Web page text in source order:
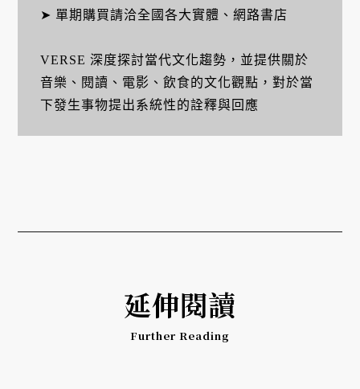
➤ 單期購買請洽全國各大實體、網路書店
VERSE 深度探討當代文化趨勢，並提供關於
音樂、閱讀、電影、飲食的文化觀點，對於當
下發生事物提出系統性的詮釋與回應
延伸閱讀
Further Reading